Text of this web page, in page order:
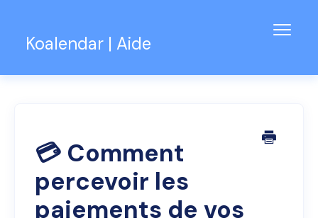
Koalendar | Aide
Contact
💳 Comment
percevoir les
paiements de vos